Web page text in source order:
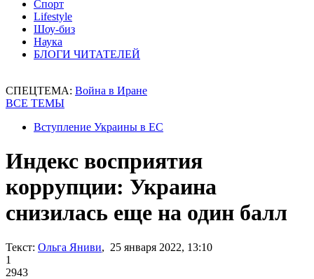
Спорт
Lifestyle
Шоу-биз
Наука
БЛОГИ ЧИТАТЕЛЕЙ
СПЕЦТЕМА: Война в Иране
ВСЕ ТЕМЫ
Вступление Украины в ЕС
Индекс восприятия
коррупции: Украина
снизилась еще на один балл
Текст: Ольга Яниви, 25 января 2022, 13:10
1
2943